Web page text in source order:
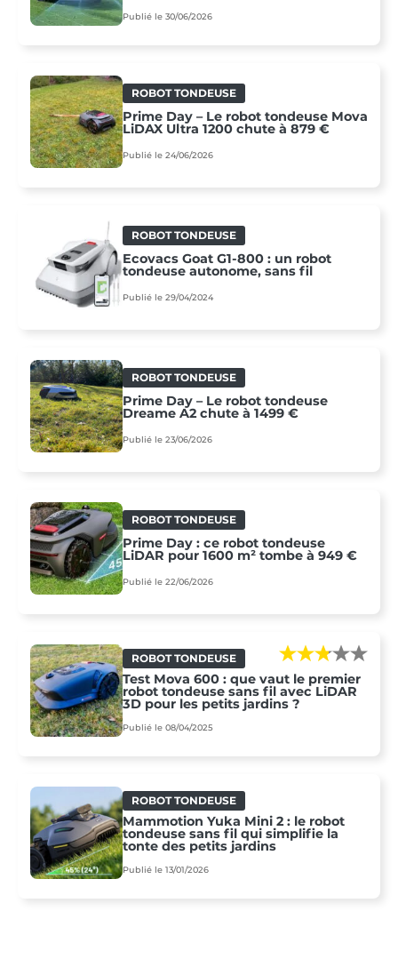
Publié le 30/06/2026
ROBOT TONDEUSE
Prime Day – Le robot tondeuse Mova
LiDAX Ultra 1200 chute à 879 €
Publié le 24/06/2026
ROBOT TONDEUSE
Ecovacs Goat G1-800 : un robot
tondeuse autonome, sans fil
Publié le 29/04/2024
ROBOT TONDEUSE
Prime Day – Le robot tondeuse
Dreame A2 chute à 1499 €
Publié le 23/06/2026
ROBOT TONDEUSE
Prime Day : ce robot tondeuse
LiDAR pour 1600 m² tombe à 949 €
Publié le 22/06/2026
ROBOT TONDEUSE
Test Mova 600 : que vaut le premier
robot tondeuse sans fil avec LiDAR
3D pour les petits jardins ?
Publié le 08/04/2025
ROBOT TONDEUSE
Mammotion Yuka Mini 2 : le robot
tondeuse sans fil qui simplifie la
tonte des petits jardins
Publié le 13/01/2026